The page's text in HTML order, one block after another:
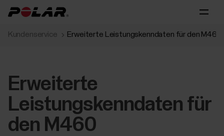
Kundenservice Erweiterte Leistungskenndaten für den M460
Erweiterte
Leistungskenndaten für
den M460